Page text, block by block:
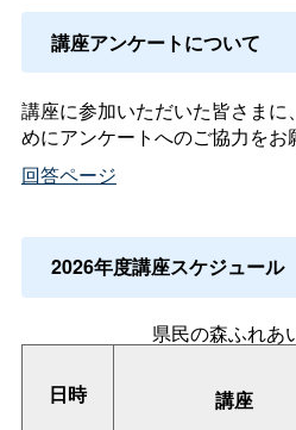
講座アンケートについて
講座に参加いただいた皆さまに
めにアンケートへのご協力をお
回答ページ
2026年度講座スケジュール
県民の森ふれあ
日時 講座